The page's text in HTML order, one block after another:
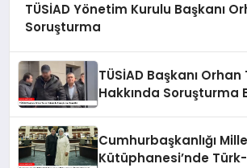
TÜSİAD Yönetim Kurulu Başkanı
Soruşturma
TÜSİAD Başkanı Orhan
Hakkında Soruşturma
Cumhurbaşkanlığı
Kütüphanesi’nde